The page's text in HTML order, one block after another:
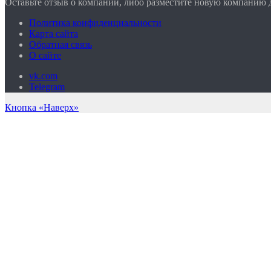
Оставьте отзыв о компании, либо разместите новую компанию
Политика конфиденциальности
Карта сайта
Обратная связь
О сайте
vk.com
Telegram
Кнопка «Наверх»